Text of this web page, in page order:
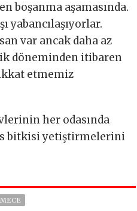
boşanma aşamasında.
yabancılaşıyorlar.
var ancak daha az
döneminden itibaren
etmemiz
her odasında
bitkisi yetiştirmelerini